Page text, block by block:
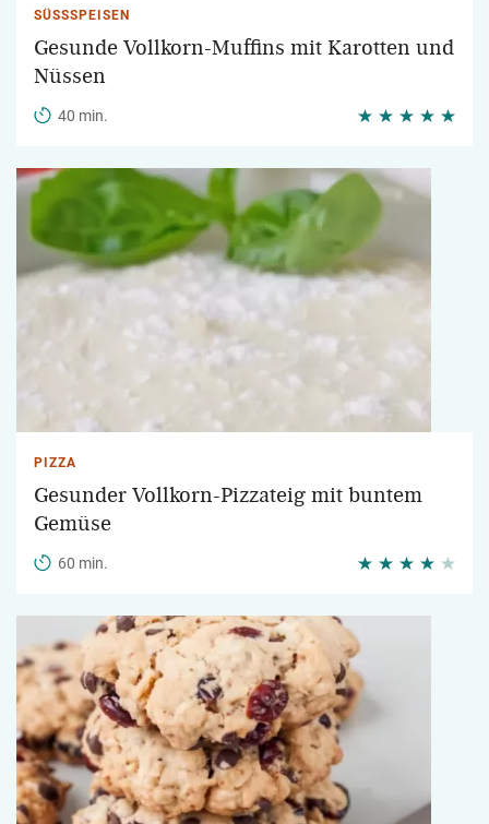
SÜSSSPEISEN
Gesunde Vollkorn-Muffins mit Karotten und
Nüssen
40 min.
PIZZA
Gesunder Vollkorn-Pizzateig mit buntem
Gemüse
60 min.